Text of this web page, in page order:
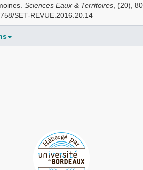
Sciences Eaux & Territoires, (20),
SET-REVUE.2016.20.14